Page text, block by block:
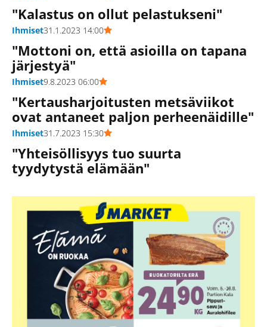
"Kalastus on ollut pelastukseni"
Ihmiset31.1.2023 14:00
"Mottoni on, että asioilla on tapana
järjestyä"
Ihmiset9.8.2023 06:00
"Kertausharjoitusten metsäviikot
ovat antaneet paljon perheenäidille"
Ihmiset31.7.2023 15:30
"Yhteisöllisyys tuo suurta
tyydytystä elämään"